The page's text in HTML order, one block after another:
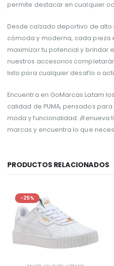
permite destacar en cualquier
Desde calzado deportivo de
cómoda y moderna, cada pieza
maximizar tu potencial y brindar
nuestros accesorios
listo para cualquier desafío o
Encuentra en GoMarcas Latam
calidad de PUMA, pensados
moda y funcionalidad. ¡Renueva
marcas y encuentra lo que
PRODUCTOS RELACIONADOS
-25%